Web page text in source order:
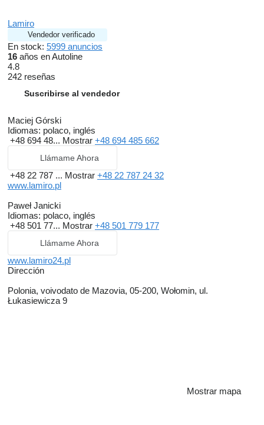
Lamiro
Vendedor verificado
En stock: 5999 anuncios
16 años en Autoline
4.8
242 reseñas
Suscribirse al vendedor
Maciej Górski
Idiomas: polaco, inglés
+48 694 48... Mostrar +48 694 485 662
Llámame Ahora
+48 22 787 ... Mostrar +48 22 787 24 32
www.lamiro.pl
Paweł Janicki
Idiomas: polaco, inglés
+48 501 77... Mostrar +48 501 779 177
Llámame Ahora
www.lamiro24.pl
Dirección
Polonia, voivodato de Mazovia, 05-200, Wołomin, ul.
Łukasiewicza 9
Mostrar mapa